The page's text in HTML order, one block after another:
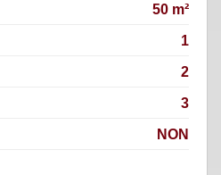
50 m²
1
2
3
NON